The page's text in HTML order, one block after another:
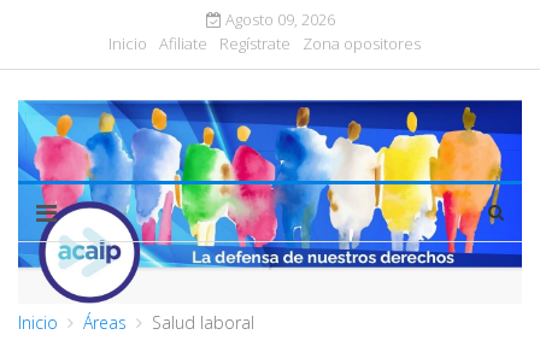
Agosto 09, 2026
Inicio
Afiliate Regístrate Zona opositores
Inicio Áreas Salud laboral